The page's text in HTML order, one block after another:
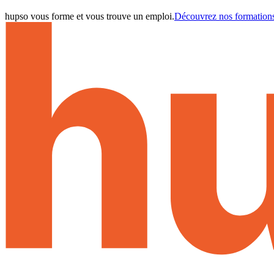
hupso vous forme et vous trouve un emploi.Découvrez nos